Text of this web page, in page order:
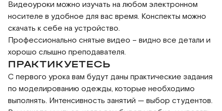
Видеоуроки можно изучать на любом электронном
носителе в удобное для вас время. Конспекты можно
скачать к себе на устройство.
Профессионально снятые видео – видно все детали и
хорошо слышно преподавателя.
ПРАКТИКУЕТЕСЬ
С первого урока вам будут даны практические задания
по моделированию одежды, которые необходимо
выполнять. Интенсивность занятий — выбор студентов.